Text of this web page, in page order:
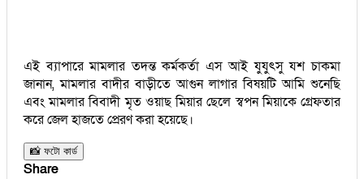
এই ব্যাপারে মামলার তদন্ত কর্মকর্তা এস আই যুযুৎসু যশ চাকমা
জানান, মামলার বাদীর বাড়ীতে আগুন লাগার বিষয়টি আমি শুনেছি
এবং মামলার বিবাদী মৃত ওয়াছ মিয়ার ছেলে স্বপন মিয়াকে গ্রেফতার
করে জেল হাজতে প্রেরণ করা হয়েছে।
📸 ফটো কার্ড
Share